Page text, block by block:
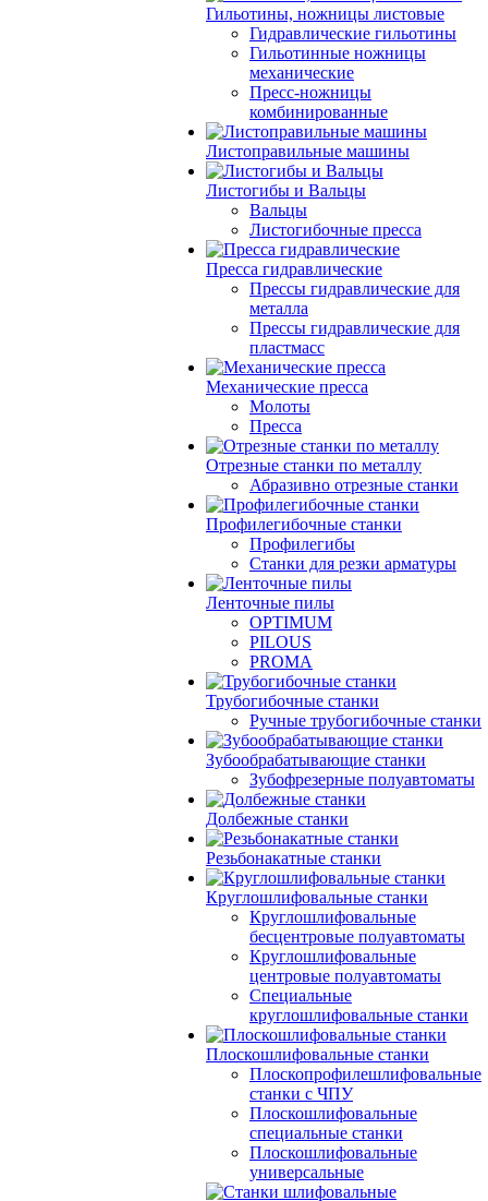
Гильотины, ножницы листовые
Гидравлические гильотины
Гильотинные ножницы
механические
Пресс-ножницы
комбинированные
Листоправильные машины
Листогибы и Вальцы
Вальцы
Листогибочные пресса
Пресса гидравлические
Прессы гидравлические для
металла
Прессы гидравлические для
пластмасс
Механические пресса
Молоты
Пресса
Отрезные станки по металлу
Абразивно отрезные станки
Профилегибочные станки
Профилегибы
Станки для резки арматуры
Ленточные пилы
OPTIMUM
PILOUS
PROMA
Трубогибочные станки
Ручные трубогибочные станки
Зубообрабатывающие станки
Зубофрезерные полуавтоматы
Долбежные станки
Резьбонакатные станки
Круглошлифовальные станки
Круглошлифовальные
бесцентровые полуавтоматы
Круглошлифовальные
центровые полуавтоматы
Специальные
круглошлифовальные станки
Плоскошлифовальные станки
Плоскопрофилешлифовальные
станки с ЧПУ
Плоскошлифовальные
специальные станки
Плоскошлифовальные
универсальные